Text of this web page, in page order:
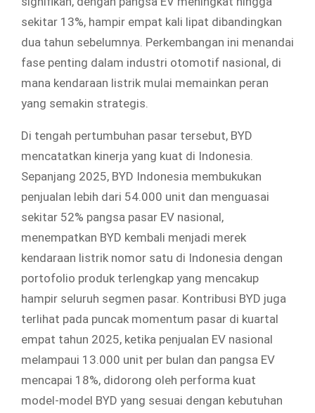
sekitar 13%, hampir empat kali lipat dibandingkan
dua tahun sebelumnya. Perkembangan ini menandai
fase penting dalam industri otomotif nasional, di
mana kendaraan listrik mulai memainkan peran
yang semakin strategis.
Di tengah pertumbuhan pasar tersebut, BYD
mencatatkan kinerja yang kuat di Indonesia.
Sepanjang 2025, BYD Indonesia membukukan
penjualan lebih dari 54.000 unit dan menguasai
sekitar 52% pangsa pasar EV nasional,
menempatkan BYD kembali menjadi merek
kendaraan listrik nomor satu di Indonesia dengan
portofolio produk terlengkap yang mencakup
hampir seluruh segmen pasar. Kontribusi BYD juga
terlihat pada puncak momentum pasar di kuartal
empat tahun 2025, ketika penjualan EV nasional
melampaui 13.000 unit per bulan dan pangsa EV
mencapai 18%, didorong oleh performa kuat
model-model BYD yang sesuai dengan kebutuhan